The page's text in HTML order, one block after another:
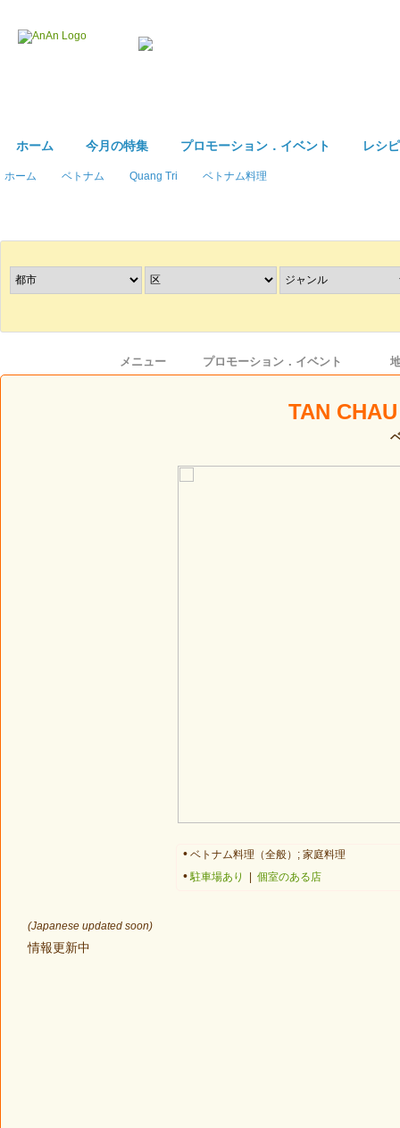
ホーム 今月の特集 プロモーション．イベント レシピ
ホーム ベトナム Quang Tri ベトナム料理
メニュー プロモーション．イベント
TAN
• ベトナム料理（全般）; 家庭料理
• 駐車場あり 個室のある店
(Japanese updated soon)
情報更新中